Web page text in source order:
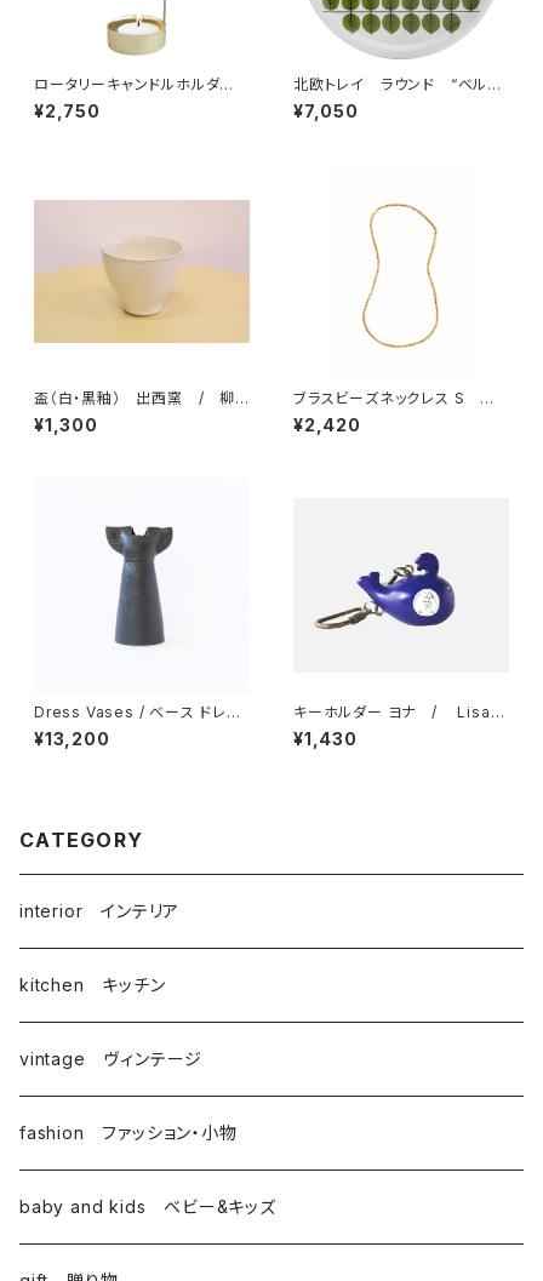
ロータリーキャンドルホルダ
ー ムーミンイマジン / プル
ート・プロダクト
¥2,750
北欧トレイ ラウンド “ベル
サ” / Stig Lindberg スティ
グ・リンドベリ
¥7,050
盃（白・黒釉） 出西窯 / 柳
宗理ディレクション出西窯シリー
ズ
¥1,300
ブラスビーズネックレス S
／ fog linen work フォグリ
ネンワーク
¥2,420
Dress Vases / べース ドレス
（ブラック）/ Lisa Larson リ
サ・ラーソン
¥13,200
キーホルダー ヨナ / Lisa L
arson リサ・ラーソン
¥1,430
CATEGORY
interior インテリア
kitchen キッチン
vintage ヴィンテージ
fashion ファッション・小物
baby and kids ベビー&キッズ